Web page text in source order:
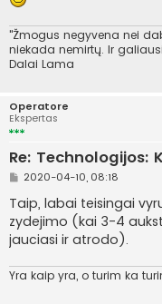
"Žmogus negyvena nei
niekada nemirtų. Ir
Dalai Lama
Operatore
Ekspertas
Re: Technologijos:
S
a
n
d
a
r
i
n
2020-04-10, 08:18
Taip, labai teisingai
zydejimo (kai 3-4
jauciasi ir atrodo).
Yra kaip yra, o turim ka